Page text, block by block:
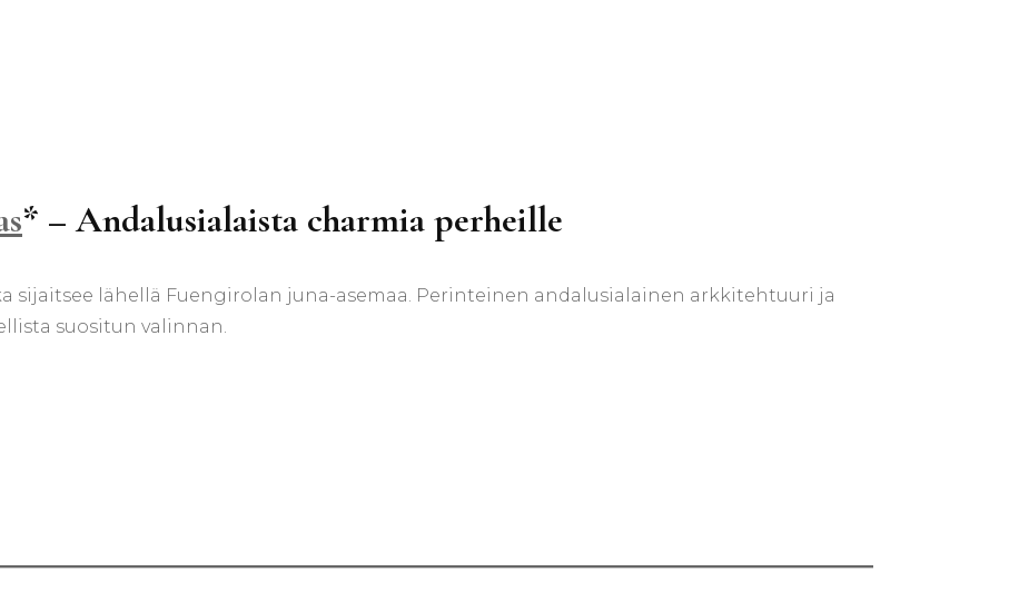
* – Andalusialaista charmia perheille
sijaitsee lähellä Fuengirolan juna-asemaa. Perinteinen andalusialainen arkkitehtuuri ja
suositun valinnan.